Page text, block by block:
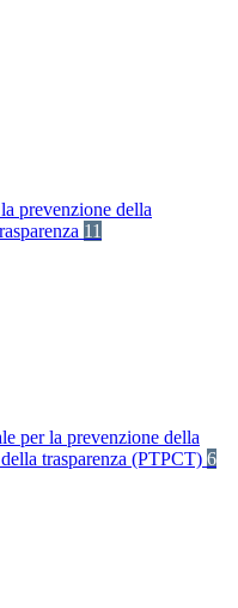
prevenzione della
11
per la prevenzione della
trasparenza (PTPCT) 6